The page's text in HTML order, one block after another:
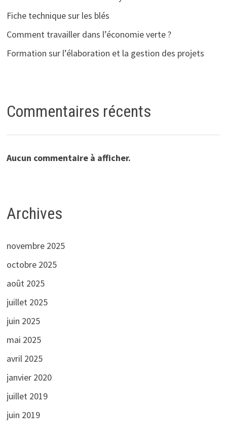
Fiche technique sur les blés
Comment travailler dans l’économie verte ?
Formation sur l’élaboration et la gestion des projets
Commentaires récents
Aucun commentaire à afficher.
Archives
novembre 2025
octobre 2025
août 2025
juillet 2025
juin 2025
mai 2025
avril 2025
janvier 2020
juillet 2019
juin 2019